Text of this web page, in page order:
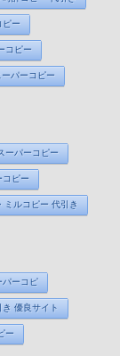
ピー
コピー
パーコピー
ーパーコピー
コピー
ミルコピー 代引き
パーコピ
優良サイト
ー